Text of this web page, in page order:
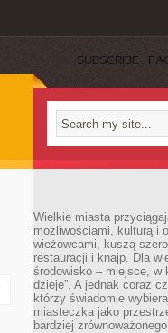
SUBSCRIBE
Wielkie miasta
możliwościami, kulturą i
wieżowcami, kuszą
restauracji i knajp. Dla
środowisko – miejsce, w
dzieje”. A jednak coraz
którzy świadomie
miasteczka jako
bardziej